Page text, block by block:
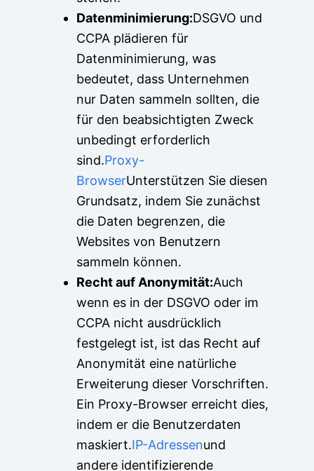
Datenminimierung:DSGVO und
CCPA plädieren für
Datenminimierung, was
bedeutet, dass Unternehmen
nur Daten sammeln sollten, die
für den beabsichtigten Zweck
unbedingt erforderlich
sind.Proxy-
BrowserUnterstützen Sie diesen
Grundsatz, indem Sie zunächst
die Daten begrenzen, die
Websites von Benutzern
sammeln können.
Recht auf Anonymität:Auch
wenn es in der DSGVO oder im
CCPA nicht ausdrücklich
festgelegt ist, ist das Recht auf
Anonymität eine natürliche
Erweiterung dieser Vorschriften.
Ein Proxy-Browser erreicht dies,
indem er die Benutzerdaten
maskiert.IP-Adressenund
andere identifizierende